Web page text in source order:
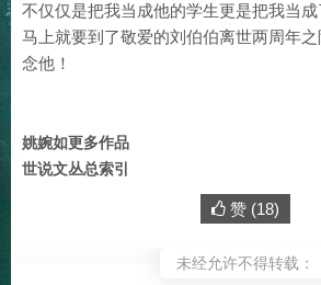
不仅仅是把我当成他的学生更是把我当成
马上就要到了敬爱的刘伯伯离世两周年
念他！
姚婉如更多作品
世说文丛总索引
赞 (18)
未经允许不得转载：